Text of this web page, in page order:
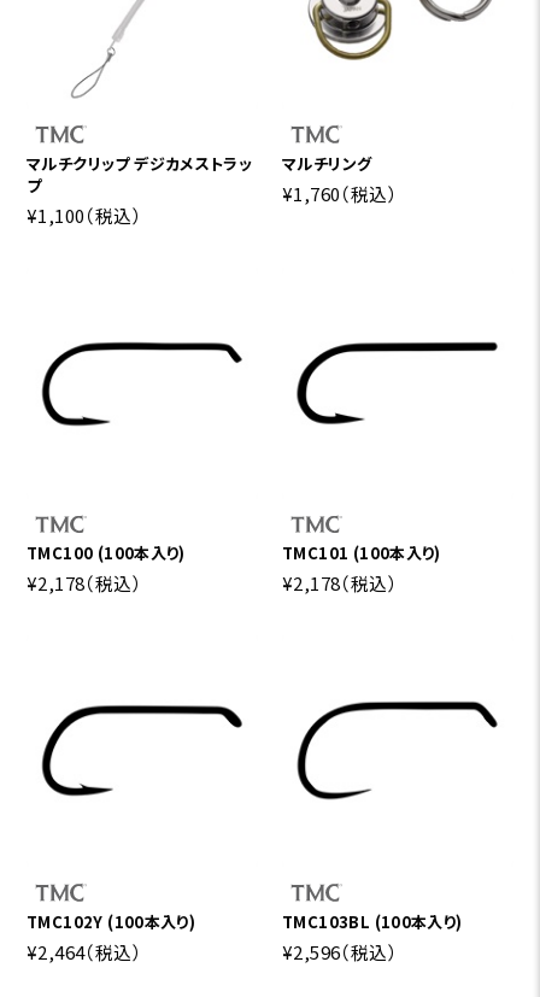
マルチクリップ デジカメストラッ
プ
¥1,100（税込）
マルチリング
¥1,760（税込）
TMC100 (100本入り)
¥2,178（税込）
TMC101 (100本入り)
¥2,178（税込）
TMC102Y (100本入り)
¥2,464（税込）
TMC103BL (100本入り)
¥2,596（税込）